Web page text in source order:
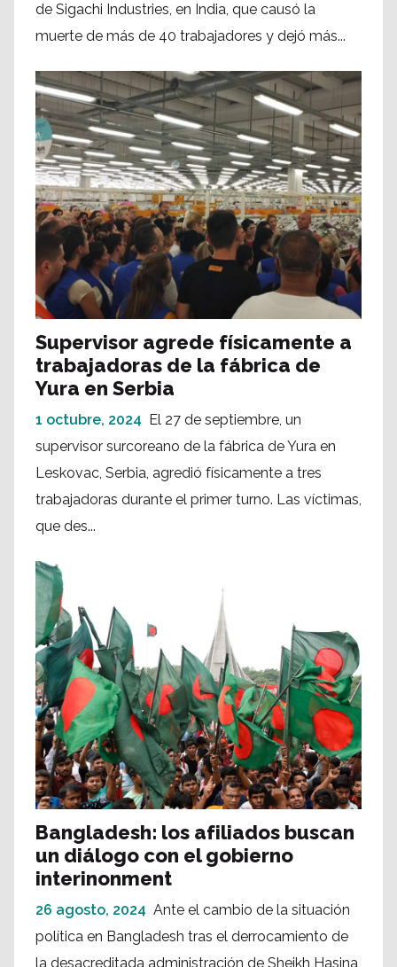
de Sigachi Industries, en India, que causó la
muerte de más de 40 trabajadores y dejó más...
Supervisor agrede físicamente a
trabajadoras de la fábrica de
Yura en Serbia
1 octubre, 2024
El 27 de septiembre, un
supervisor surcoreano de la fábrica de Yura en
Leskovac, Serbia, agredió físicamente a tres
trabajadoras durante el primer turno. Las víctimas,
que des...
Bangladesh: los afiliados buscan
un diálogo con el gobierno
interinonment
26 agosto, 2024 Ante el cambio de la situación
política en Bangladesh tras el derrocamiento de
la desacreditada administración de Sheikh Hasina,